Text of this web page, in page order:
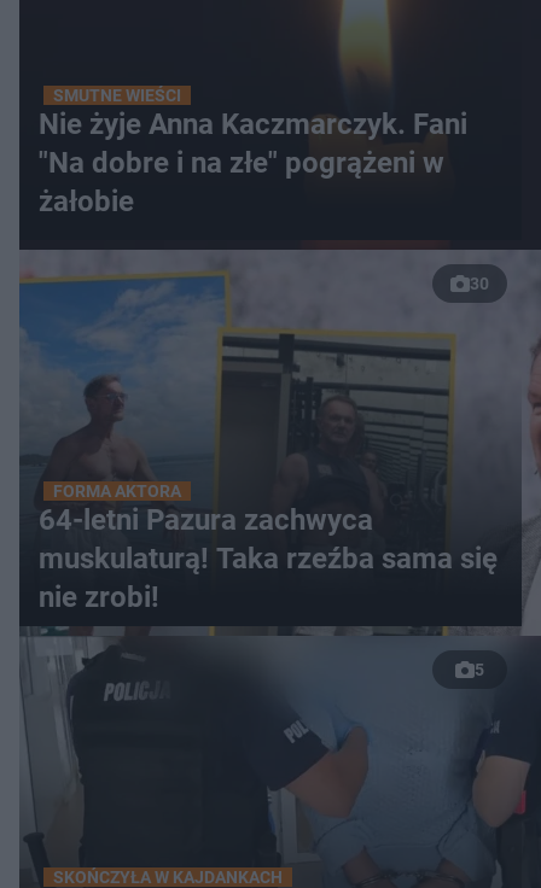
SMUTNE WIEŚCI
Nie żyje Anna Kaczmarczyk. Fani
"Na dobre i na złe" pogrążeni w
żałobie
30
FORMA AKTORA
64-letni Pazura zachwyca
muskulaturą! Taka rzeźba sama się
nie zrobi!
5
SKOŃCZYŁA W KAJDANKACH